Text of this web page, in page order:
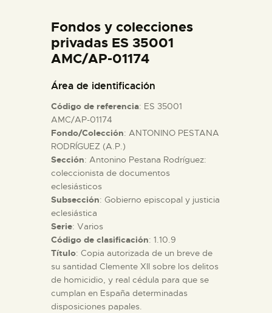
ESPAÑOL
ACTIVIDADES
█
EL MUSEO
COLECCIONES
DIDÁCTICA
ESPAÑOL
Fondos y colecciones
privadas ES 35001
AMC/AP-01174
Área de identificación
Código de referencia: ES 35001
AMC/AP-01174
Fondo/Colección: ANTONINO PESTANA
RODRÍGUEZ (A.P.)
Sección: Antonino Pestana Rodríguez:
coleccionista de documentos
eclesiásticos
Subsección: Gobierno episcopal y justicia
eclesiástica
Serie: Varios
Código de clasificación: 1.10.9
Título: Copia autorizada de un breve de
su santidad Clemente XII sobre los delitos
de homicidio, y real cédula para que se
cumplan en España determinadas
disposiciones papales.